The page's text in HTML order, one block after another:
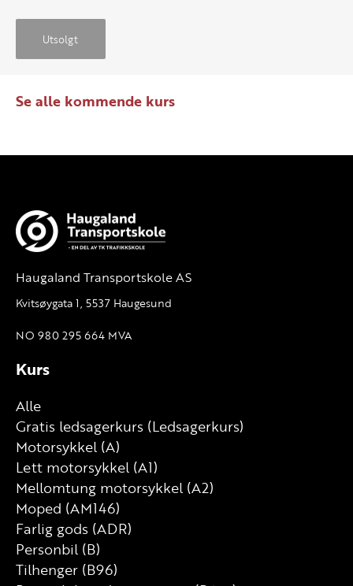
Utsolgt
Se alle kommende kurs
Haugaland Transportskole AS
Kvitsøygata 1, 5537 Haugesund
NO 980 295 664 MVA
Kurs
Alle
Gratis ledsagerkurs (Ledsagerkurs)
Motorsykkel (A)
Lett motorsykkel (A1)
Mellomtung motorsykkel (A2)
Moped (AM146)
Farlig gods (ADR)
Personbil (B)
Tilhenger (B96)